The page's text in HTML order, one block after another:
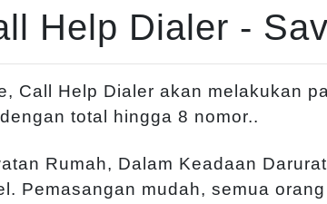
Help Dialer -
Call Help Dialer akan melakukan
total hingga 8 nomor..
Rumah, Dalam Keadaan
Pemasangan mudah, semua